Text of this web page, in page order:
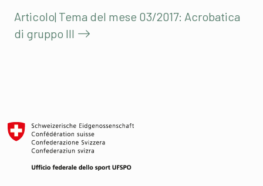
Articolo| Tema del mese 03/2017: Acrobatica
di gruppo III